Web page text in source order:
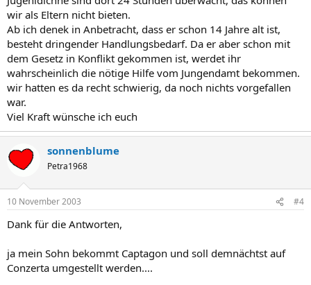
wir als Eltern nicht bieten.
Ab ich denek in Anbetracht, dass er schon 14 Jahre alt ist,
besteht dringender Handlungsbedarf. Da er aber schon mit
dem Gesetz in Konflikt gekommen ist, werdet ihr
wahrscheinlich die nötige Hilfe vom Jungendamt bekommen.
wir hatten es da recht schwierig, da noch nichts vorgefallen
war.
Viel Kraft wünsche ich euch
sonnenblume
Petra1968
10 November 2003 #4
Dank für die Antworten,
ja mein Sohn bekommt Captagon und soll demnächtst auf
Conzerta umgestellt werden....